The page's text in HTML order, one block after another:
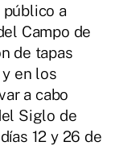
público a
Campo de
de tapas
en los
a cabo
Siglo de
12 y 26 de